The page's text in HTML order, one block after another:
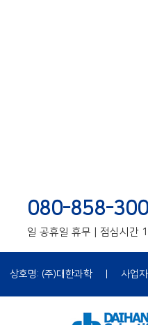
080-858-
일 공휴일 휴무 | 점심시간
상호명: (주)대한과학 사업